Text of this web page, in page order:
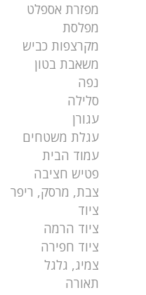
מפזרת אספלט
מפלסת
מקרצפות כביש
משאבת בטון
נפה
סלילה
עגורן
עגלת משטחים
עמוד הבית
פטיש חציבה
צבת, מרסק, ריפר
ציוד
ציוד הרמה
ציוד חפירה
צמיג, גלגל
תאורה